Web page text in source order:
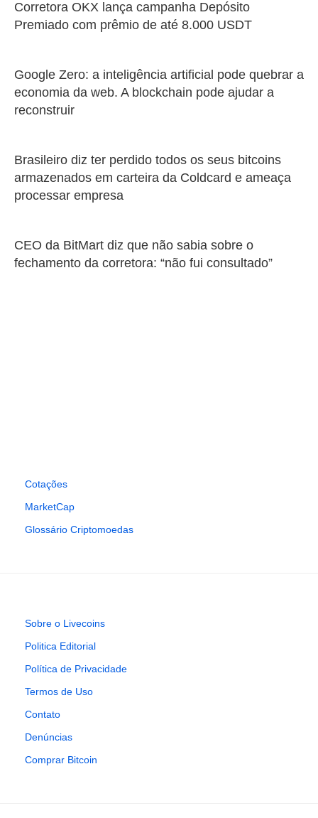
Corretora OKX lança campanha Depósito
Premiado com prêmio de até 8.000 USDT
Google Zero: a inteligência artificial pode quebrar a
economia da web. A blockchain pode ajudar a
reconstruir
Brasileiro diz ter perdido todos os seus bitcoins
armazenados em carteira da Coldcard e ameaça
processar empresa
CEO da BitMart diz que não sabia sobre o
fechamento da corretora: “não fui consultado”
Cotações
MarketCap
Glossário Criptomoedas
Sobre o Livecoins
Politica Editorial
Política de Privacidade
Termos de Uso
Contato
Denúncias
Comprar Bitcoin